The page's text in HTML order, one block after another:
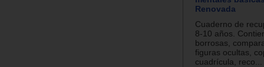
Renovada
Cuaderno de
8-10 años.
borrosas,
figuras ocultas,
cuadrícula, reco...